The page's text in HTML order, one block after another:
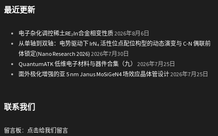
最近更新
电子杂化调控稀土RE₂In合金相变性质2026年8月6日
从单轴到双轴：电势驱动下 IrN₄ 活性位点配位构型的动态演变与 C-N 偶联前
体锁定(Nano Research 2026) 2026年7月30日
QuantumATK 低维电子材料与器件合集（九）
2026年7月25日
面外极化增强的亚 5 nm Janus MoSiGeN4 场效应晶体管设计2026年7月25日
联系我们
留言板 ： 点击给我们留言